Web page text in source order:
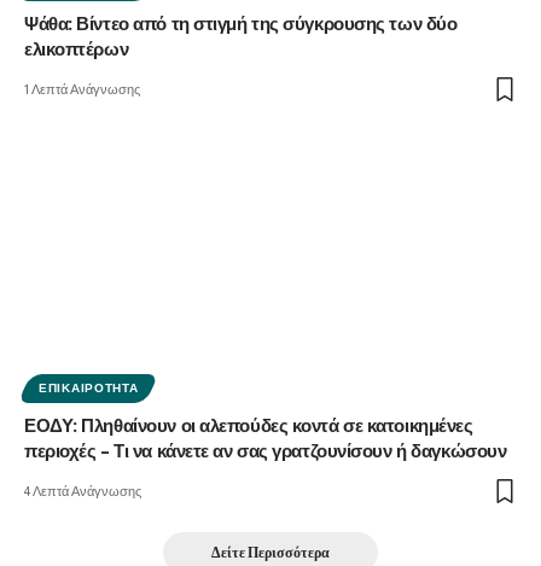
Ψάθα: Βίντεο από τη στιγμή της σύγκρουσης των δύο
ελικοπτέρων
1 Λεπτά Ανάγνωσης
ΕΠΙΚΑΙΡΌΤΗΤΑ
ΕΟΔΥ: Πληθαίνουν οι αλεπούδες κοντά σε κατοικημένες
περιοχές – Τι να κάνετε αν σας γρατζουνίσουν ή δαγκώσουν
4 Λεπτά Ανάγνωσης
Δείτε Περισσότερα